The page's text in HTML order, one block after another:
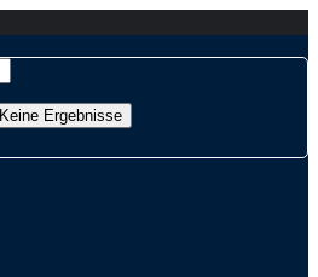
Keine Ergebnisse